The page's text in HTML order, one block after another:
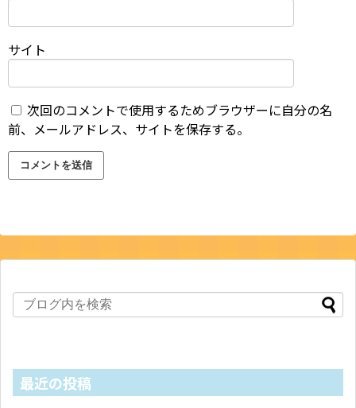
サイト
次回のコメントで使用するためブラウザーに自分の名
前、メールアドレス、サイトを保存する。
最近の投稿